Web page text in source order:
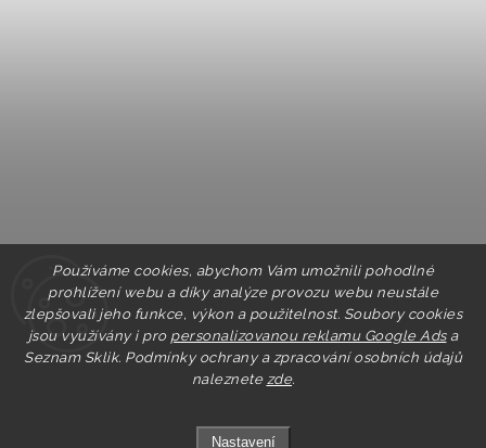
Používáme cookies, abychom Vám umožnili pohodlné
prohlížení webu a díky analýze provozu webu neustále
zlepšovali jeho funkce, výkon a použitelnost. Soubory cookies
jsou využívány i pro personalizovanou reklamu Google Adsa
Seznam Sklik. Podmínky ochrany a zpracování osobních údajů
naleznete zde.
Nastavení